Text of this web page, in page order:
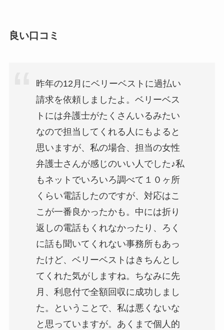
良い口コミ
昨年の12月にベリーベストに過払い
請求を依頼しましたよ。ベリーベス
トには弁護士がたくさんいるみたい
なので担当してくれる人にもよると
思いますが、私の場合、担当の女性
弁護士さんが感じのいい人でした♪私
もネットでいろいろ調べて１０ヶ所
くらい電話したのですが、対応はこ
こが一番良かったかも。中には折り
返しの電話もくれなかったり、ろく
に話も聞いてくれない事務所もあっ
たけど、ベリーベストはきちんとし
てくれた気がしますね。ちなみに先
月、利息付で全額回収に成功しまし
た。ということで、私は悪くないな
と思っていますが。あくまで個人的